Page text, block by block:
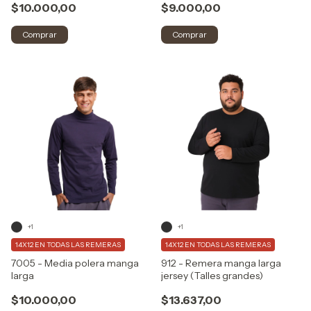
$10.000,00
Comprar
$9.000,00
Comprar
7005 - Media polera manga
larga
$10.000,00
14X12 EN TODAS LAS REMERAS
+1
912 - Remera manga larga
jersey (Talles grandes)
$13.637,00
14X12 EN TODAS LAS REMERAS
+1